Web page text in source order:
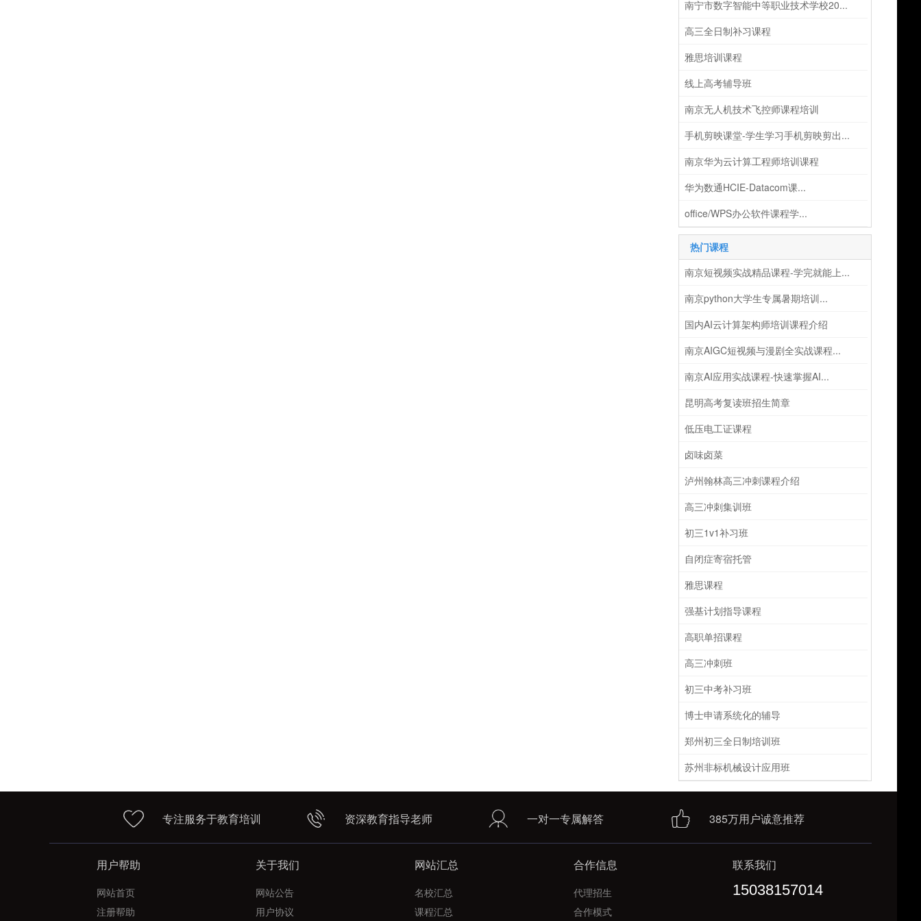
南宁市数字智能中等职业技术学校20...
高三全日制补习课程
雅思培训课程
线上高考辅导班
南京无人机技术飞控师课程培训
手机剪映课堂-学生学习手机剪映剪出...
南京华为云计算工程师培训课程
华为数通HCIE-Datacom课...
office/WPS办公软件课程学...
热门课程
南京短视频实战精品课程-学完就能上...
南京python大学生专属暑期培训...
国内AI云计算架构师培训课程介绍
南京AIGC短视频与漫剧全实战课程...
南京AI应用实战课程-快速掌握AI...
昆明高考复读班招生简章
低压电工证课程
卤味卤菜
泸州翰林高三冲刺课程介绍
高三冲刺集训班
初三1v1补习班
自闭症寄宿托管
雅思课程
强基计划指导课程
高职单招课程
高三冲刺班
初三中考补习班
博士申请系统化的辅导
郑州初三全日制培训班
苏州非标机械设计应用班
专注服务于教育培训 资深教育指导老师 一对一专属解答 385万用户诚意推荐
用户帮助
网站首页
注册帮助
关于我们
网站公告
用户协议
网站汇总
名校汇总
课程汇总
合作信息
代理招生
合作模式
联系我们
15038157014